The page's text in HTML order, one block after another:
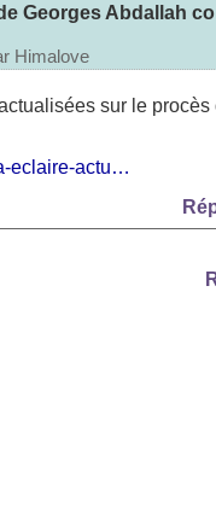
Georges Abdallah
Himalove
sur le
eclaire-actu…